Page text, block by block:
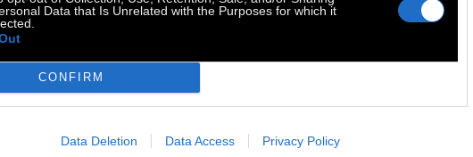
Data that Is Unrelated with the Purposes for which it
CONFIRM
Data Deletion Data Access Privacy Policy